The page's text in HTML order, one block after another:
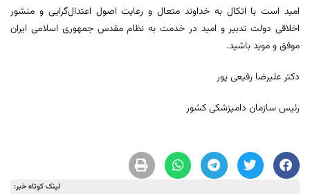
امید است با اتکال به خداوند متعال و رعایت اصول اعتدال‌گرایی و منشور
اخلاقی دولت تدبیر و امید در خدمت به نظام مقدس جمهوری اسلامی ایران
موفق و موید باشید.
دکتر علیرضا رفیعی پور
رئیس سازمان دامپزشکی کشور
لینک کوتاه خبر: